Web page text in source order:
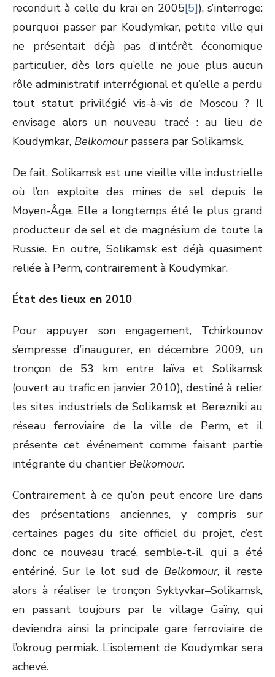
reconduit à celle du kraï en 2005[5]), s’interroge:
pourquoi passer par Koudymkar, petite ville qui
ne présentait déjà pas d’intérêt économique
particulier, dès lors qu’elle ne joue plus aucun
rôle administratif interrégional et qu’elle a perdu
tout statut privilégié vis-à-vis de Moscou ? Il
envisage alors un nouveau tracé : au lieu de
Koudymkar, Belkomourpassera par Solikamsk.
De fait, Solikamsk est une vieille ville industrielle
où l’on exploite des mines de sel depuis le
Moyen-Âge. Elle a longtemps été le plus grand
producteur de sel et de magnésium de toute la
Russie. En outre, Solikamsk est déjà quasiment
reliée à Perm, contrairement à Koudymkar.
État des lieux en 2010
Pour appuyer son engagement, Tchirkounov
s’empresse d’inaugurer, en décembre 2009, un
tronçon de 53 km entre Iaïva et Solikamsk
(ouvert au trafic en janvier 2010), destiné à relier
les sites industriels de Solikamsk et Berezniki au
réseau ferroviaire de la ville de Perm, et il
présente cet événement comme faisant partie
intégrante du chantier Belkomour.
Contrairement à ce qu’on peut encore lire dans
des présentations anciennes, y compris sur
certaines pages du site officiel du projet, c’est
donc ce nouveau tracé, semble-t-il, qui a été
entériné. Sur le lot sud de Belkomour, il reste
alors à réaliser le tronçon Syktyvkar–Solikamsk,
en passant toujours par le village Gaïny, qui
deviendra ainsi la principale gare ferroviaire de
l’okroug permiak. L’isolement de Koudymkar sera
achevé.